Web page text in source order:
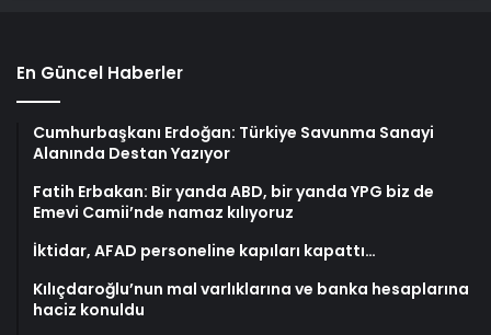
En Güncel Haberler
Cumhurbaşkanı Erdoğan: Türkiye Savunma Sanayi
Alanında Destan Yazıyor
Fatih Erbakan: Bir yanda ABD, bir yanda YPG biz de
Emevi Camii’nde namaz kılıyoruz
İktidar, AFAD personeline kapıları kapattı…
Kılıçdaroğlu’nun mal varlıklarına ve banka hesaplarına
haciz konuldu